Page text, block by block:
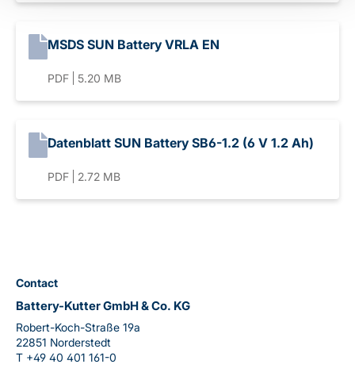
MSDS SUN Battery VRLA EN
PDF 5.20 MB
Datenblatt SUN Battery SB6-1.2 (6 V 1.2 Ah)
PDF 2.72 MB
Contact
Battery-Kutter GmbH & Co. KG
Robert-Koch-Straße 19a
22851 Norderstedt
T +49 40 401 161-0